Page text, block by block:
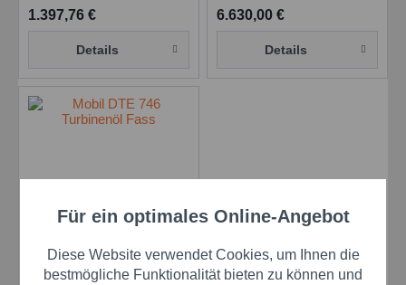
1.397,76 €
Details
6.630,00 €
Details
Fass
Inhalt208 Liter(6,72 € * / 1 Liter)
Funktionale Aktiv
Marketing Aktiv
Für ein optimales Online-Angebot
Diese Website verwendet Cookies, um Ihnen die
bestmögliche Funktionalität bieten zu können und